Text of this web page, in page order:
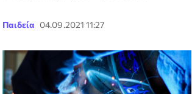
Παιδεία 04.09.2021 11:27